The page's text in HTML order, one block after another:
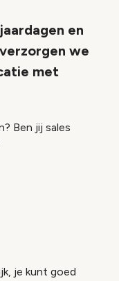
en
we
met
Ben jij sales
je kunt goed